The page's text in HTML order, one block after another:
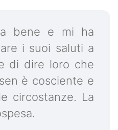
bene e mi ha
i suoi saluti a
di dire loro che
è cosciente e
circostanze. La